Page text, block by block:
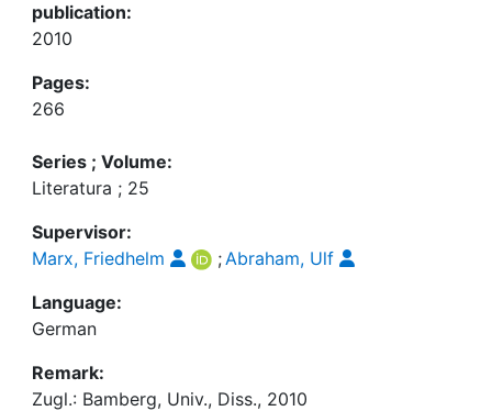
publication:
2010
Pages:
266
Series ; Volume:
Literatura ; 25
Supervisor:
Marx, Friedhelm
;Abraham, Ulf
Language:
German
Remark:
Zugl.: Bamberg, Univ., Diss., 2010